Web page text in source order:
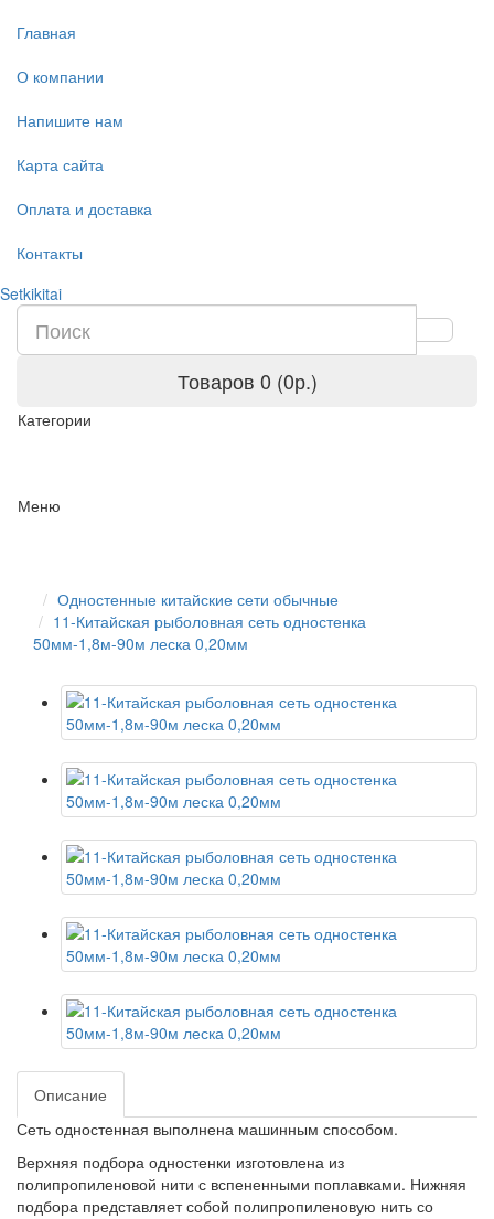
Главная
О компании
Напишите нам
Карта сайта
Оплата и доставка
Контакты
Setkikitai
Товаров 0 (0р.)
Категории
Меню
Одностенные китайские сети обычные
11-Китайская рыболовная сеть одностенка
50мм-1,8м-90м леска 0,20мм
Описание
Сеть одностенная выполнена машинным способом.
Верхняя подбора одностенки изготовлена из
полипропиленовой нити с вспененными поплавками. Нижняя
подбора представляет собой полипропиленовую нить со